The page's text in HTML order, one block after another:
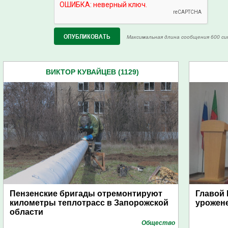
Максимальная длина сообщения 600
ВИКТОР КУВАЙЦЕВ (1129)
Пензенские бригады отремонтируют
километры теплотрасс в Запорожской
области
Общество
Главой